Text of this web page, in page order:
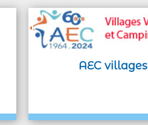
AEC villages